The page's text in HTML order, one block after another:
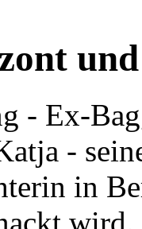
- Ex-
-
in
wird.